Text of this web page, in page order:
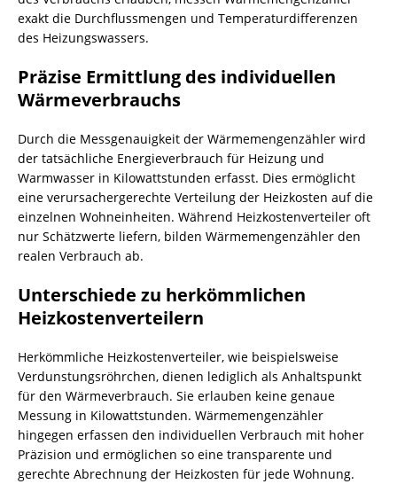
exakt die Durchflussmengen und Temperaturdifferenzen
des Heizungswassers.
Präzise Ermittlung des individuellen
Wärmeverbrauchs
Durch die Messgenauigkeit der Wärmemengenzähler wird
der tatsächliche Energieverbrauch für Heizung und
Warmwasser in Kilowattstunden erfasst. Dies ermöglicht
eine verursachergerechte Verteilung der Heizkosten auf die
einzelnen Wohneinheiten. Während Heizkostenverteiler oft
nur Schätzwerte liefern, bilden Wärmemengenzähler den
realen Verbrauch ab.
Unterschiede zu herkömmlichen
Heizkostenverteilern
Herkömmliche Heizkostenverteiler, wie beispielsweise
Verdunstungsröhrchen, dienen lediglich als Anhaltspunkt
für den Wärmeverbrauch. Sie erlauben keine genaue
Messung in Kilowattstunden. Wärmemengenzähler
hingegen erfassen den individuellen Verbrauch mit hoher
Präzision und ermöglichen so eine transparente und
gerechte Abrechnung der Heizkosten für jede Wohnung.